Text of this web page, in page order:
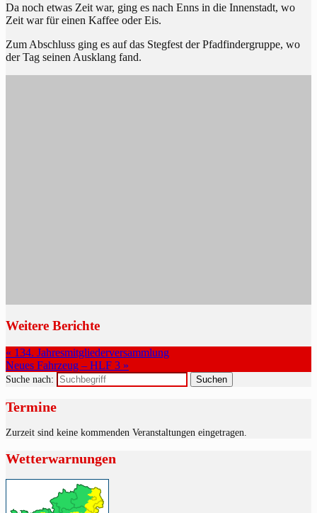
Da noch etwas Zeit war, ging es nach Enns in die Innenstadt, wo
Zeit war für einen Kaffee oder Eis.
Zum Abschluss ging es auf das Stegfest der Pfadfindergruppe, wo
der Tag seinen Ausklang fand.
Weitere Berichte
« 134. Jahresmitgliederversammlung
Neues Fahrzeug – HLF 3 »
Suche nach:
Termine
Zurzeit sind keine kommenden Veranstaltungen eingetragen.
Wetterwarnungen